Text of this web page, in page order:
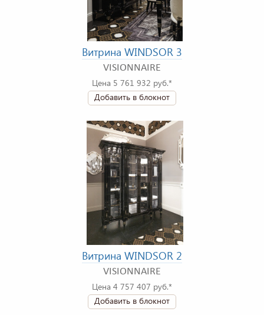
Витрина WINDSOR 3
VISIONNAIRE
Цена 5 761 932 руб.*
Добавить в блокнот
Витрина WINDSOR 2
VISIONNAIRE
Цена 4 757 407 руб.*
Добавить в блокнот